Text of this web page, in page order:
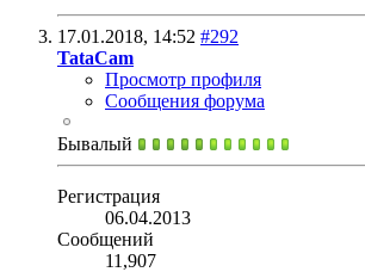
17.01.2018, 14:52 #292
TataCam
Просмотр профиля
Сообщения форума
Бывалый
Регистрация
06.04.2013
Сообщений
11,907